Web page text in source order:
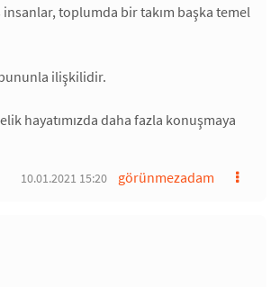
toplumda bir takım başka temel
ilişkilidir.
hayatımızda daha fazla konuşmaya
görünmezadam
10.01.2021 15:20